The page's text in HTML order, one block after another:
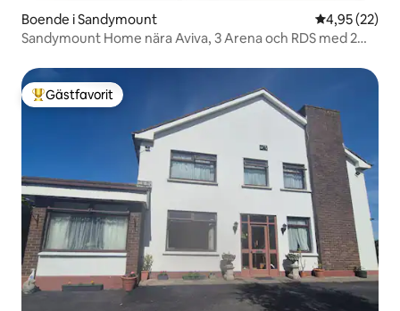
Boende i Sandymount 4,95 av 5 i
4,95 (22)
Sandymount Home nära Aviva, 3 Arena och RDS med 2
Populär gästfavorit
Gästfavorit